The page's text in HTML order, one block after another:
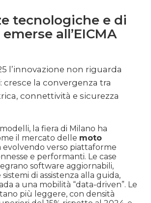
tecnologiche e di
all’EICMA
l’innovazione non riguarda
cresce la convergenza tra
connettività e sicurezza
la fiera di Milano ha
il mercato delle moto
evolvendo verso piattaforme
e performanti. Le case
software aggiornabili,
di assistenza alla guida,
a una mobilità “data-driven”. Le
più leggere, con densità